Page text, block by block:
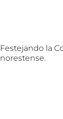
Festejando la
norestense.